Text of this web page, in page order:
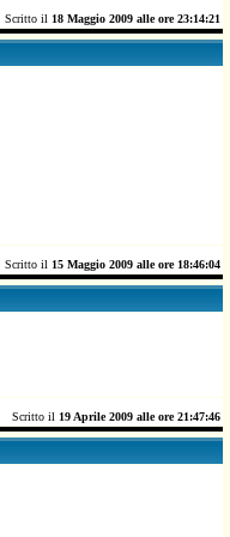
Scritto il 18 Maggio 2009 alle ore 23:14:21
Scritto il 15 Maggio 2009 alle ore 18:46:04
Scritto il 19 Aprile 2009 alle ore 21:47:46